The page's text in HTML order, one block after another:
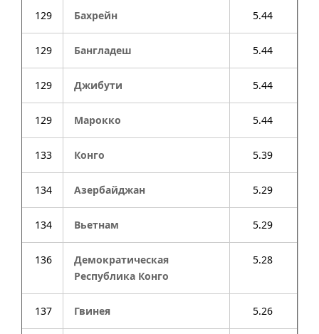
129 Бахрейн 5.44
129 Бангладеш 5.44
129 Джибути 5.44
129 Марокко 5.44
133 Конго 5.39
134 Азербайджан 5.29
134 Вьетнам 5.29
136
Демократическая
Республика Конго
5.28
137 Гвинея 5.26